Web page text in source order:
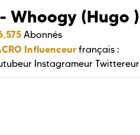
Whoogy (Hugo )
Abonnés
Influenceur français :
Instagrameur Twittereur